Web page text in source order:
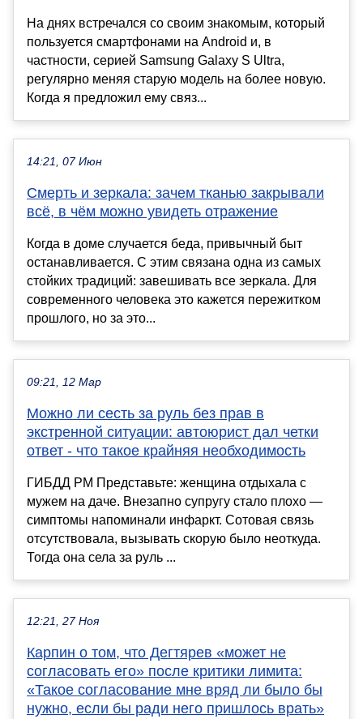
На днях встречался со своим знакомым, который
пользуется смартфонами на Android и, в
частности, серией Samsung Galaxy S Ultra,
регулярно меняя старую модель на более новую.
Когда я предложил ему связ...
14:21, 07 Июн
Смерть и зеркала: зачем тканью закрывали
всё, в чём можно увидеть отражение
Когда в доме случается беда, привычный быт
останавливается. С этим связана одна из самых
стойких традиций: завешивать все зеркала. Для
современного человека это кажется пережитком
прошлого, но за это...
09:21, 12 Мар
Можно ли сесть за руль без прав в
экстренной ситуации: автоюрист дал четки
ответ - что такое крайняя необходимость
ГИБДД РМ Представьте: женщина отдыхала с
мужем на даче. Внезапно супругу стало плохо —
симптомы напоминали инфаркт. Сотовая связь
отсутствовала, вызывать скорую было неоткуда.
Тогда она села за руль ...
12:21, 27 Ноя
Карпин о том, что Дегтярев «может не
согласовать его» после критики лимита:
«Такое согласование мне вряд ли было бы
нужно, если бы ради него пришлось врать»